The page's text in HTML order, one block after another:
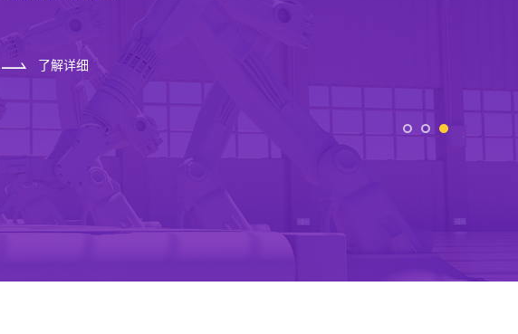
了解详细
了解详细
了解详细